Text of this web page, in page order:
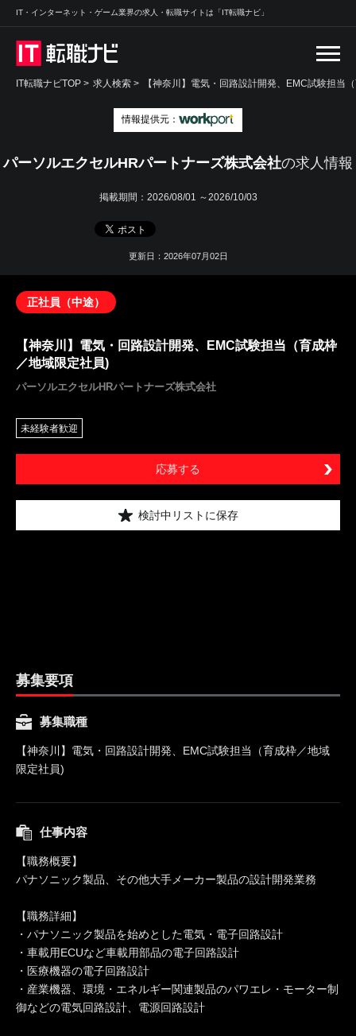
IT・インターネット・ゲーム業界の求人・転職サイトは「IT転職ナビ」
IT転職ナビTOP > 求人検索 > 【神奈川】電気・回路設計開発、EMC試験担当
情報提供元：
パーソルエクセルHRパートナーズ株式会社の求人情報
掲載期間： 2026/08/01 ～2026/10/03
更新日：2026年07月02日
正社員（中途）
【神奈川】電気・回路設計開発、EMC試験担当（育成枠
／地域限定社員)
パーソルエクセルHRパートナーズ株式会社
未経験者歓迎
応募する
検討中リストに保存
募集要項
募集職種
【神奈川】電気・回路設計開発、EMC試験担当（育成枠／地域
限定社員)
仕事内容
【職務概要】
パナソニック製品、その他大手メーカー製品の設計開発業務
【職務詳細】
・パナソニック製品を始めとした電気・電子回路設計
・車載用ECUなど車載用部品の電子回路設計
・医療機器の電子回路設計
・産業機器、環境・エネルギー関連製品のパワエレ・モーター制
御などの電気回路設計、電源回路設計